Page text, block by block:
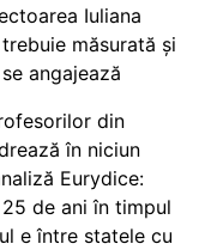
Iuliana
măsurată și
angajează
din
în niciun
Eurydice:
de ani în timpul
e între statele cu